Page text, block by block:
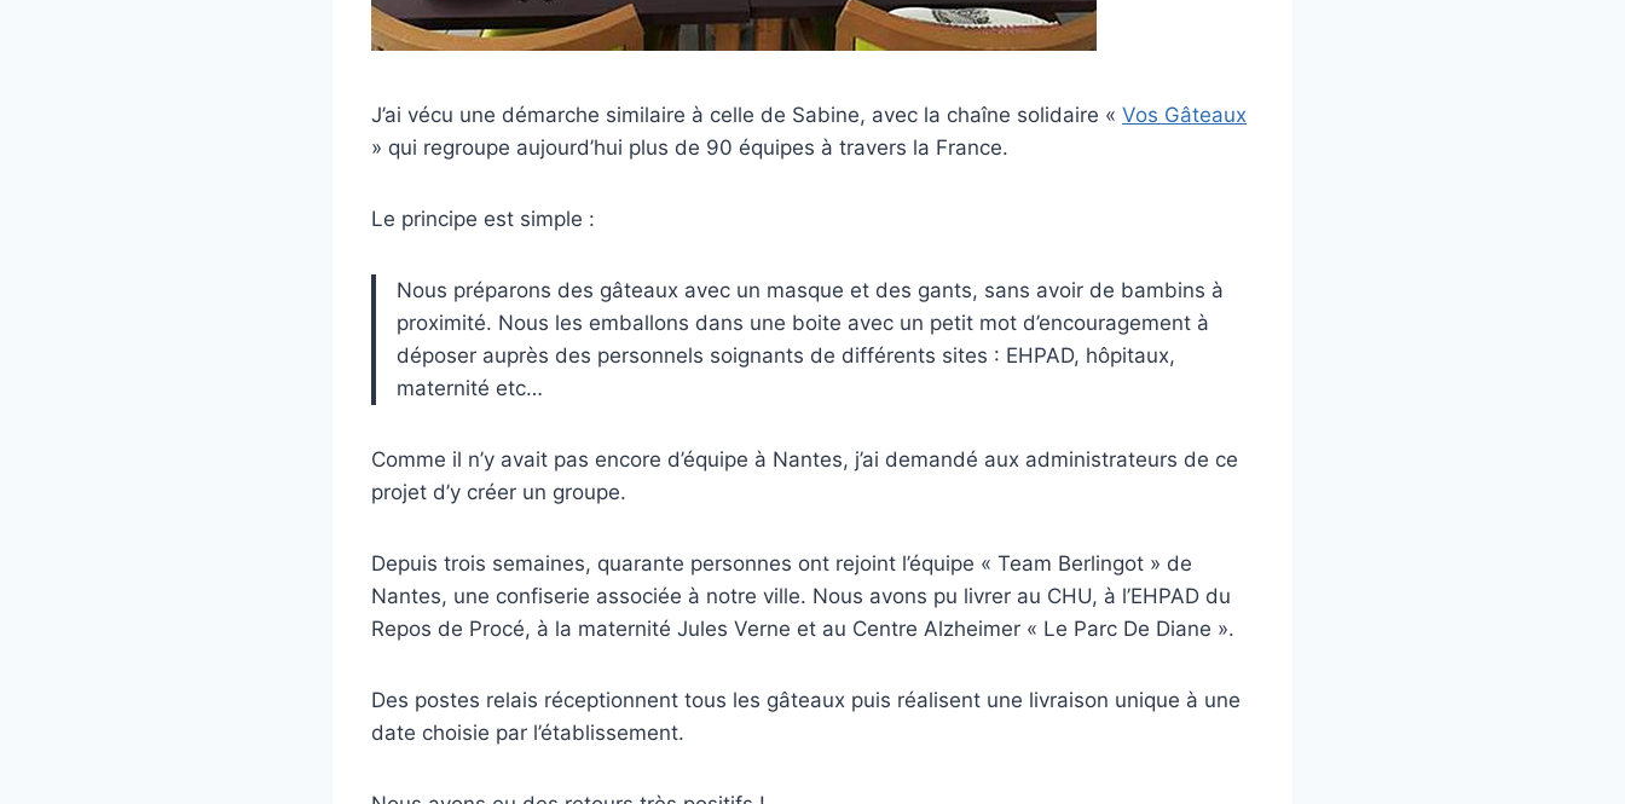
J’ai vécu une démarche similaire à celle de Sabine, avec la chaîne solidaire « Vos Gâteaux
» qui regroupe aujourd’hui plus de 90 équipes à travers la France.
Le principe est simple :
Nous préparons des gâteaux avec un masque et des gants, sans avoir de bambins à
proximité. Nous les emballons dans une boite avec un petit mot d’encouragement à
déposer auprès des personnels soignants de différents sites : EHPAD, hôpitaux,
maternité etc…
Comme il n’y avait pas encore d’équipe à Nantes, j’ai demandé aux administrateurs de ce
projet d’y créer un groupe.
Depuis trois semaines, quarante personnes ont rejoint l’équipe « Team Berlingot » de
Nantes, une confiserie associée à notre ville. Nous avons pu livrer au CHU, à l’EHPAD du
Repos de Procé, à la maternité Jules Verne et au Centre Alzheimer « Le Parc De Diane ».
Des postes relais réceptionnent tous les gâteaux puis réalisent une livraison unique à une
date choisie par l’établissement.